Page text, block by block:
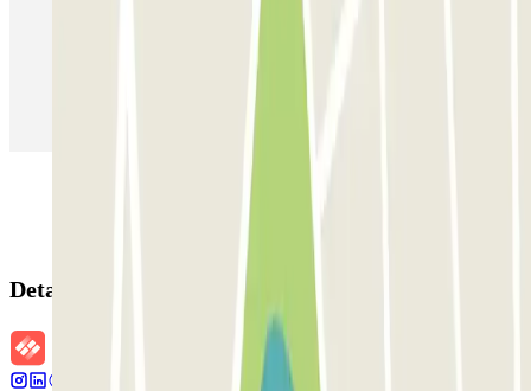
Parking en Aeropuerto Barcelona
Parking en Aeropuerto Madrid Barajas
Parking en Sants - Estación de Barcelona
Detalles de la reserva